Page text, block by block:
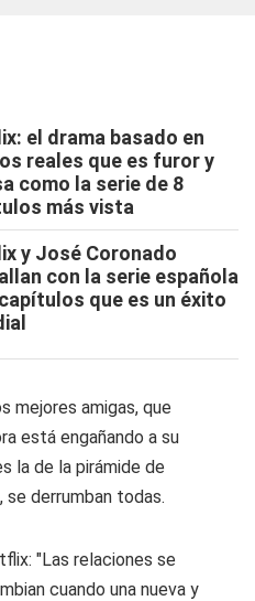
el drama basado en
reales que es furor y
como la serie de 8
más vista
y José Coronado
con la serie española
que es un éxito
mejores amigas, que
está engañando a su
la de la pirámide de
se derrumban todas.
"Las relaciones se
cuando una nueva y